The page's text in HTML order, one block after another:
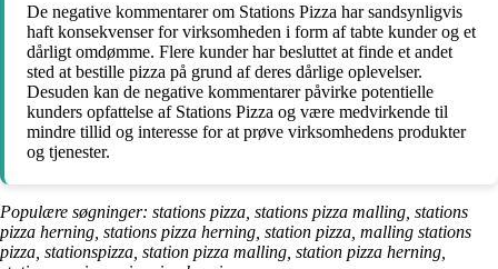
De negative kommentarer om Stations Pizza har sandsynligvis
haft konsekvenser for virksomheden i form af tabte kunder og et
dårligt omdømme. Flere kunder har besluttet at finde et andet
sted at bestille pizza på grund af deres dårlige oplevelser.
Desuden kan de negative kommentarer påvirke potentielle
kunders opfattelse af Stations Pizza og være medvirkende til
mindre tillid og interesse for at prøve virksomhedens produkter
og tjenester.
Populære søgninger: stations pizza, stations pizza malling, stations
pizza herning, stations pizza herning, station pizza, malling stations
pizza, stationspizza, station pizza malling, station pizza herning,